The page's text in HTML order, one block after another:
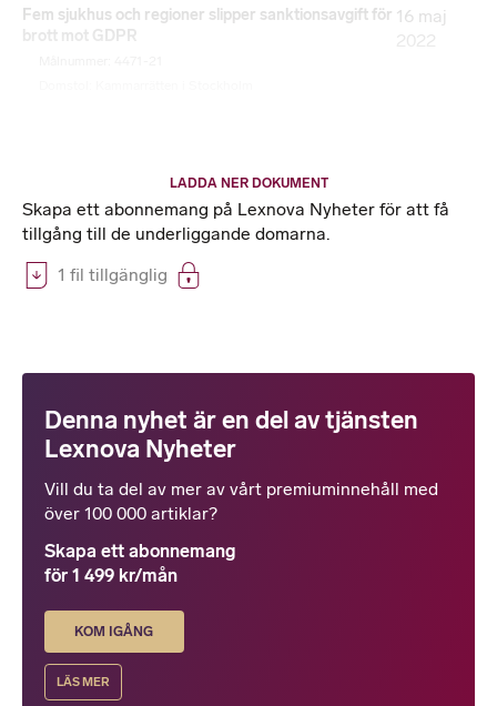
Fem sjukhus och regioner slipper sanktionsavgift för
brott mot GDPR
16 maj
2022
LADDA NER DOKUMENT
Skapa ett abonnemang på Lexnova Nyheter för att få
tillgång till de underliggande domarna.
1 fil tillgänglig
Denna nyhet är en del av tjänsten
Lexnova Nyheter
Vill du ta del av mer av vårt premiuminnehåll med
över 100 000 artiklar?
Skapa ett abonnemang
för 1 499 kr/mån
KOM IGÅNG
LÄS MER